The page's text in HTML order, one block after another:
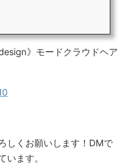
》モードクラウドヘア
しくお願いします！DMで
います。